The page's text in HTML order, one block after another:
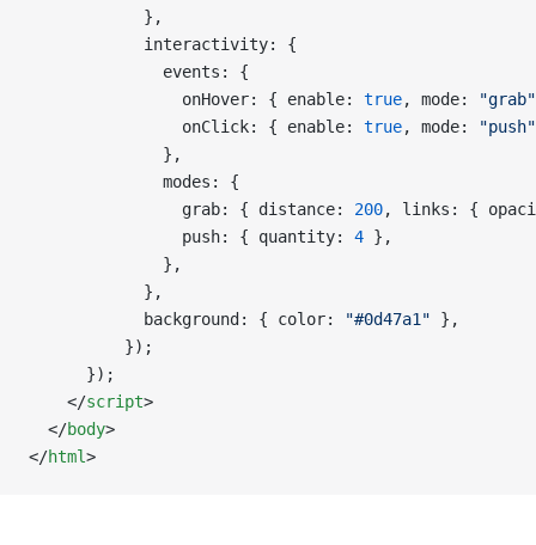
            },
            interactivity: {
              events: {
                onHover: { enable:
true, mode:
"grab"
                onClick: { enable:
true, mode:
"push"
              },
              modes: {
                grab: { distance:
200, links: {
                push: { quantity:
4 },
              },
            },
            background: { color:
"#0d47a1" },
          });
      });
    </
script>
  </
body>
</html>